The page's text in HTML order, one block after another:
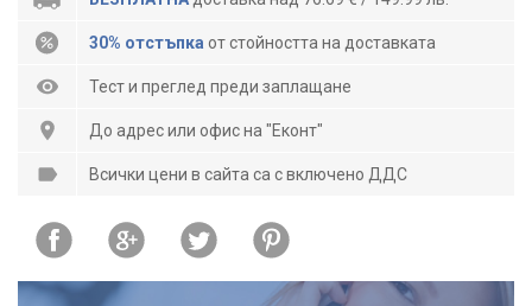
30% отстъпка от стойността на доставката
Тест и преглед преди заплащане
До адрес или офис на "Еконт"
Всички цени в сайта са с включено ДДС